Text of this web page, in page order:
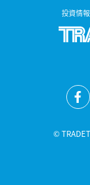
投資情
©